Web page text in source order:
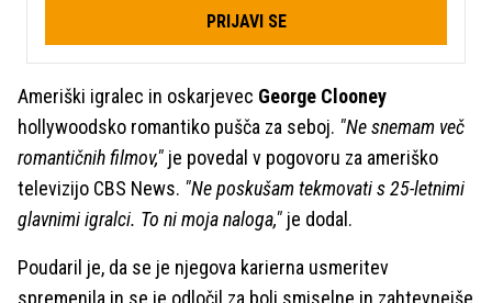
PRIJAVI SE
Ameriški igralec in oskarjevec George Clooney
hollywoodsko romantiko pušča za seboj. "Ne snemam več
romantičnih filmov," je povedal v pogovoru za ameriško
televizijo CBS News. "Ne poskušam tekmovati s 25-letnimi
glavnimi igralci. To ni moja naloga," je dodal.
Poudaril je, da se je njegova karierna usmeritev
spremenila in se je odločil za bolj smiselne in zahtevnejše